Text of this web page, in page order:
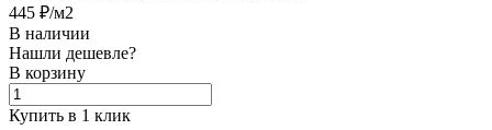
445 ₽/м2
В наличии
Нашли дешевле?
В корзину
Купить в 1 клик